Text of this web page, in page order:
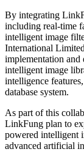
By integrating
including real-time
intelligent image
International
implementation
intelligent image
intelligence
database system.
As part of this
LinkFung plan to
powered intelligent
advanced artificial